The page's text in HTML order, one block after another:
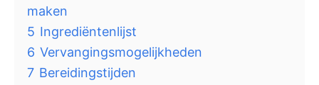
maken
5 Ingrediëntenlijst
6 Vervangingsmogelijkheden
7 Bereidingstijden